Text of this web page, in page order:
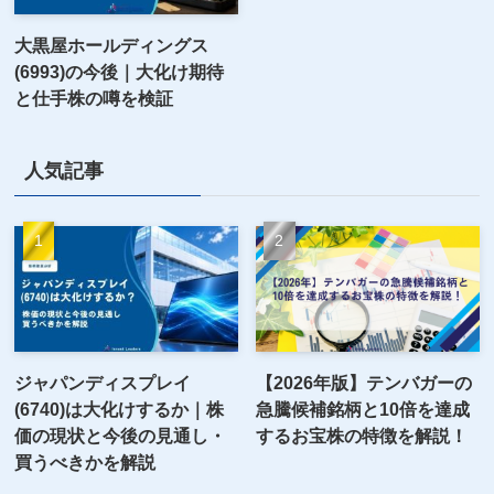
大黒屋ホールディングス
(6993)の今後｜大化け期待
と仕手株の噂を検証
人気記事
ジャパンディスプレイ
(6740)は大化けするか｜株
価の現状と今後の見通し・
買うべきかを解説
【2026年版】テンバガーの
急騰候補銘柄と10倍を達成
するお宝株の特徴を解説！